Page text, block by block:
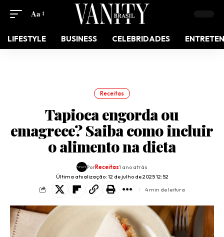
Aa
LIFESTYLE BUSINESS CELEBRIDADES
Receitas
Tapioca engorda ou
emagrece? Saiba como incluir
o alimento na dieta
Última atualização: 12 de julho de 2025 12:52
PorReceitas1 ano atrás
4 min de leitura